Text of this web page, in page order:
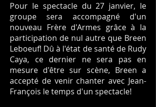
Pour le spectacle du 27 janvier, le
groupe sera accompagné d'un
nouveau Frère d'Armes grâce à la
participation de nul autre que Breen
Leboeuf! Dû à l'état de santé de Rudy
Caya, ce dernier ne sera pas en
mesure d'être sur scène, Breen a
accepté de venir chanter avec Jean-
François le temps d'un spectacle!